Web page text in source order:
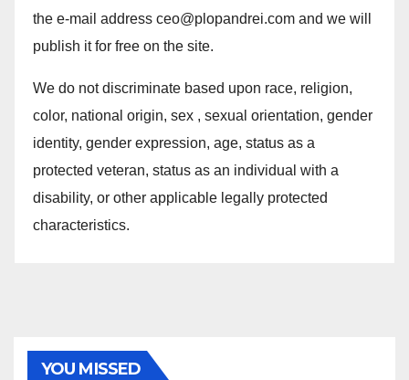
the e-mail address ceo@plopandrei.com and we will
publish it for free on the site.
We do not discriminate based upon race, religion,
color, national origin, sex , sexual orientation, gender
identity, gender expression, age, status as a
protected veteran, status as an individual with a
disability, or other applicable legally protected
characteristics.
YOU MISSED